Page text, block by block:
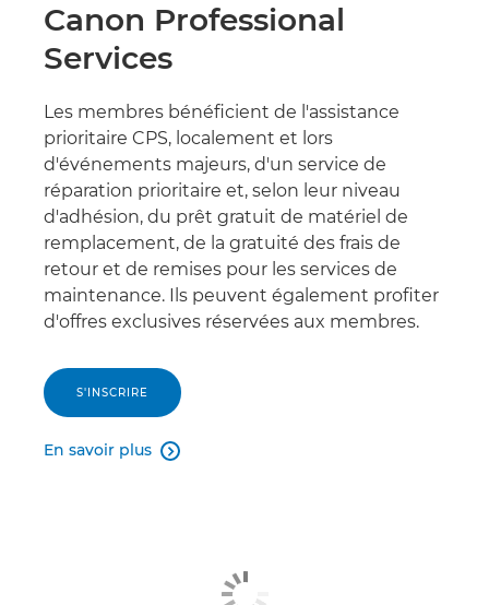
Canon Professional
Services
Les membres bénéficient de l'assistance
prioritaire CPS, localement et lors
d'événements majeurs, d'un service de
réparation prioritaire et, selon leur niveau
d'adhésion, du prêt gratuit de matériel de
remplacement, de la gratuité des frais de
retour et de remises pour les services de
maintenance. Ils peuvent également profiter
d'offres exclusives réservées aux membres.
S'INSCRIRE
En savoir plus 